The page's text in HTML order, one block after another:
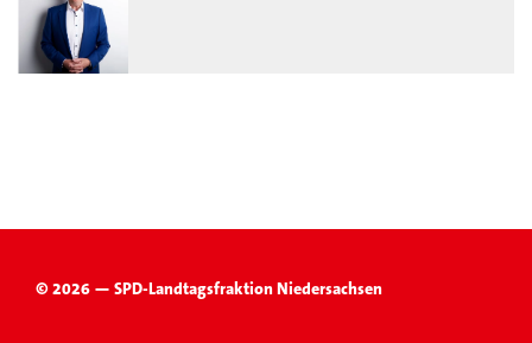
© 2026 — SPD-Landtagsfraktion Niedersachsen